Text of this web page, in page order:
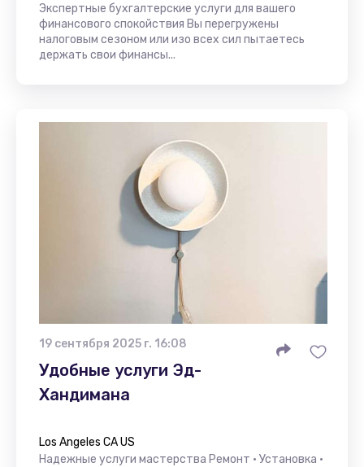
Экспертные бухгалтерские услуги для вашего
финансового спокойствия Вы перегружены
налоговым сезоном или изо всех сил пытаетесь
держать свои финансы...
19 сентября 2025 г. 16:08
Удобные услуги Эд-
Хандимана
Los Angeles CA US
Надежные услуги мастерства Ремонт • Установка •